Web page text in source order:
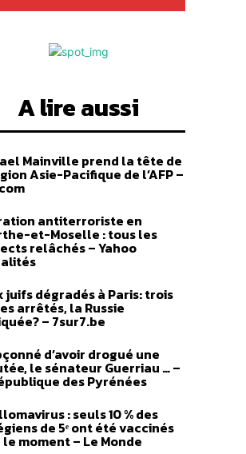
A lire aussi
Mainville prend la tête de
Asie-Pacifique de l’AFP –
antiterroriste en
et-Moselle : tous les
relâchés – Yahoo
juifs dégradés à Paris: trois
arrêtés, la Russie
– 7sur7.be
d’avoir drogué une
le sénateur Guerriau … –
des Pyrénées
: seuls 10 % des
de 5ᵉ ont été vaccinés
moment – Le Monde